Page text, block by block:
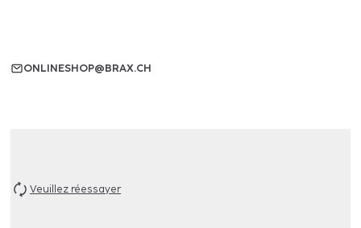
ONLINESHOP@BRAX.CH
Veuillez réessayer